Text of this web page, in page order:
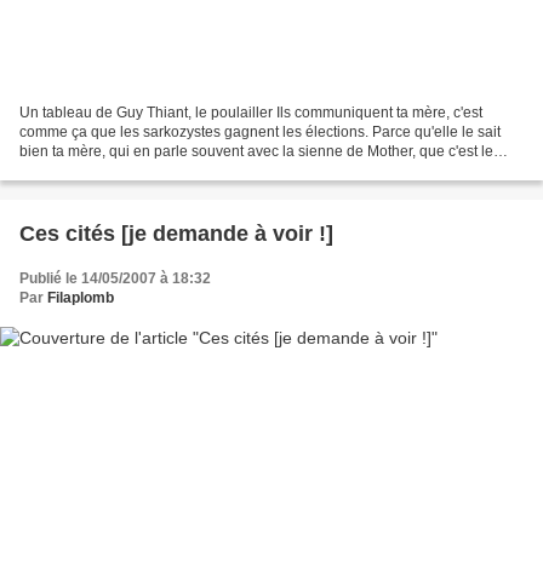
Un tableau de Guy Thiant, le poulailler Ils communiquent ta mère, c'est
comme ça que les sarkozystes gagnent les élections. Parce qu'elle le sait
bien ta mère, qui en parle souvent avec la sienne de Mother, que c'est le
Ces cités [je demande à voir !]
Publié le 14/05/2007 à 18:32
Par Filaplomb